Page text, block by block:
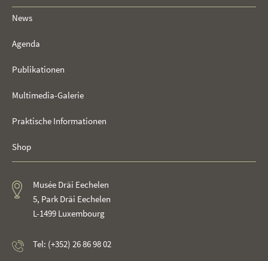
News
Agenda
Publikationen
Multimedia-Galerie
Praktische Informationen
Shop
Musée Dräi Eechelen
5, Park Dräi Eechelen
L-1499 Luxembourg
Tel: (+352) 26 86 98 02